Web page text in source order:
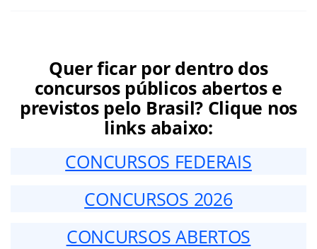
Quer ficar por dentro dos
concursos públicos abertos e
previstos pelo Brasil? Clique nos
links abaixo:
CONCURSOS FEDERAIS
CONCURSOS 2026
CONCURSOS ABERTOS